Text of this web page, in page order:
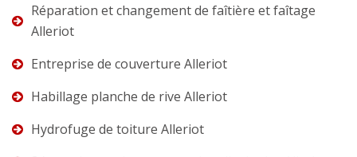
Réparation et changement de faîtière et faîtage
Alleriot
Entreprise de couverture Alleriot
Habillage planche de rive Alleriot
Hydrofuge de toiture Alleriot